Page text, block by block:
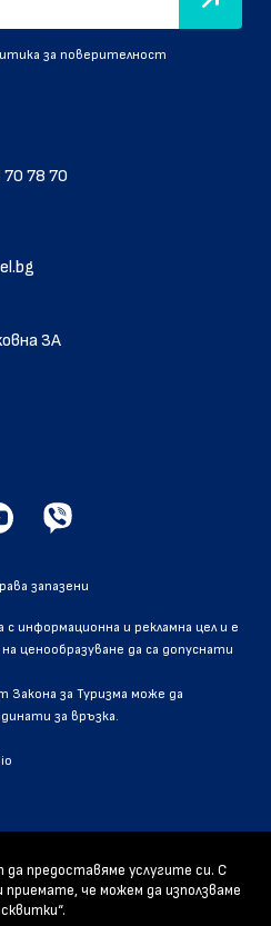
за поверителност
78 70
3A
запазени
информационна и рекламна цел и е
ценообразуване да са допуснати
Закона за Туризма може да
за връзка.
предоставяме услугите си. С
приемате, че можем да използваме